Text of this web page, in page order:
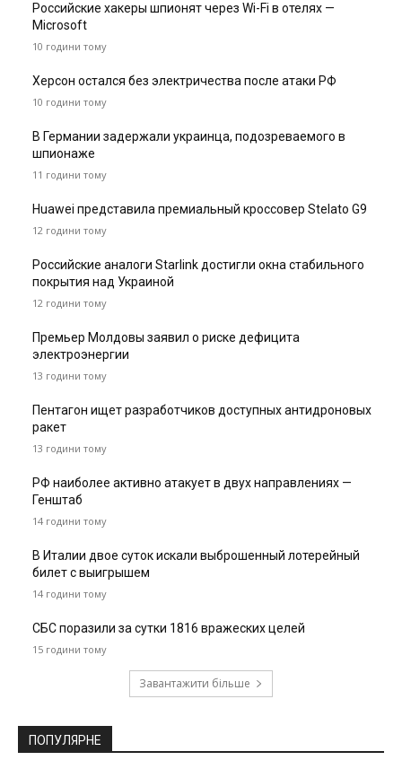
Российские хакеры шпионят через Wi-Fi в отелях —
Microsoft
10 години тому
Херсон остался без электричества после атаки РФ
10 години тому
В Германии задержали украинца, подозреваемого в
шпионаже
11 години тому
Huawei представила премиальный кроссовер Stelato G9
12 години тому
Российские аналоги Starlink достигли окна стабильного
покрытия над Украиной
12 години тому
Премьер Молдовы заявил о риске дефицита
электроэнергии
13 години тому
Пентагон ищет разработчиков доступных антидроновых
ракет
13 години тому
РФ наиболее активно атакует в двух направлениях —
Генштаб
14 години тому
В Италии двое суток искали выброшенный лотерейный
билет с выигрышем
14 години тому
СБС поразили за сутки 1816 вражеских целей
15 години тому
Завантажити більше
ПОПУЛЯРНЕ